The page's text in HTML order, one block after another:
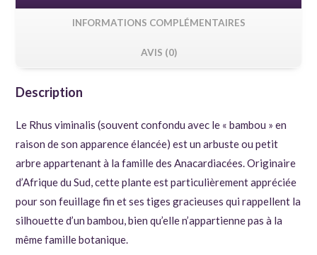
INFORMATIONS COMPLÉMENTAIRES
AVIS (0)
Description
Le Rhus viminalis (souvent confondu avec le « bambou » en
raison de son apparence élancée) est un arbuste ou petit
arbre appartenant à la famille des Anacardiacées. Originaire
d’Afrique du Sud, cette plante est particulièrement appréciée
pour son feuillage fin et ses tiges gracieuses qui rappellent la
silhouette d’un bambou, bien qu’elle n’appartienne pas à la
même famille botanique.